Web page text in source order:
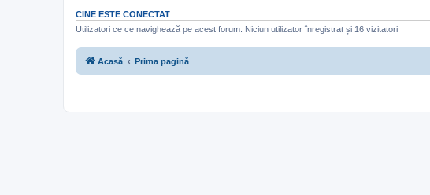
CINE ESTE CONECTAT
Utilizatori ce ce navighează pe acest forum: Niciun utilizator înregistrat și 16 vizitatori
Acasă Prima pagină